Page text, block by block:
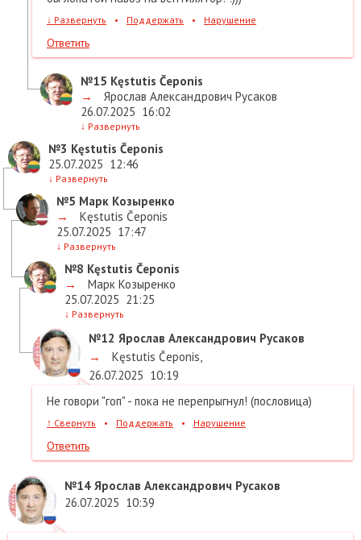
↓ Развернуть • Поддержать • Нарушение
Ответить
№15 Kęstutis Čeponis
→
Ярослав Александрович Русаков
26.07.2025 16:02
↓ Развернуть
№3 Kęstutis Čeponis
25.07.2025 12:46
↓ Развернуть
№5 Марк Козыренко
→
Kęstutis Čeponis
25.07.2025 17:47
↓ Развернуть
№8 Kęstutis Čeponis
→
Марк Козыренко
25.07.2025 21:25
↓ Развернуть
№12 Ярослав Александрович Русаков
→
Kęstutis Čeponis,
26.07.2025 10:19
Не говори "гоп" - пока не перепрыгнул! (пословица)
↑ Свернуть • Поддержать • Нарушение
Ответить
№14 Ярослав Александрович Русаков
26.07.2025 10:39